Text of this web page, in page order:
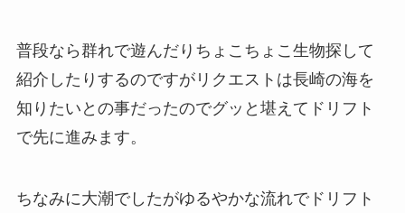
普段なら群れで遊んだりちょこちょこ生物探して
紹介したりするのですがリクエストは長崎の海を
知りたいとの事だったのでグッと堪えてドリフト
で先に進みます。
ちなみに大潮でしたがゆるやかな流れでドリフト